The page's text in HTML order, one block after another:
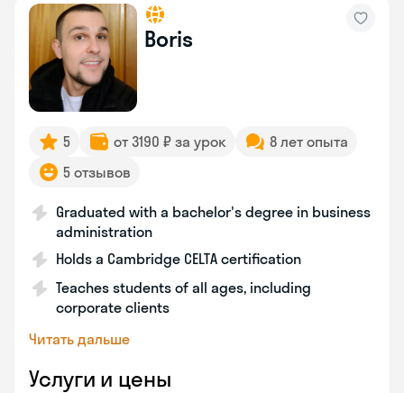
Boris
5 от 3190 ₽ за урок
8 лет опыта
5 отзывов
Graduated with a bachelor's degree in business
administration
Holds a Cambridge CELTA certification
Teaches students of all ages, including
corporate clients
Читать дальше
Услуги и цены